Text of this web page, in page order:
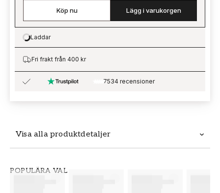
Visa alla produktdetaljer
POPULÄRA VAL
Köp nu Lägg i varukorgen
Loading…
Laddar
Fri frakt från 400 kr
7534 recensioner